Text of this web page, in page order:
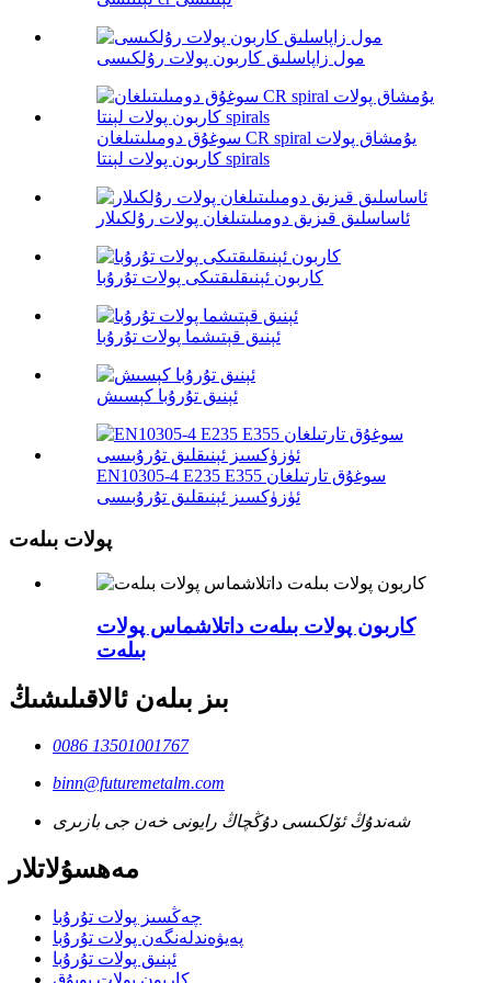
مول زاپاسلىق كاربون پولات رۇلكىسى
سوغۇق دومىلىتىلغان CR spiral يۇمشاق پولات
كاربون پولات لېنتا spirals
ئاساسلىق قىزىق دومىلىتىلغان پولات رۇلكىلار
كاربون ئېنىقلىقتىكى پولات تۇرۇبا
ئېنىق قېتىشما پولات تۇرۇبا
ئېنىق تۇرۇبا كېسىش
EN10305-4 E235 E355 سوغۇق تارتىلغان
ئۈزۈكسىز ئېنىقلىق تۇرۇبىسى
پولات بىلەت
كاربون پولات بىلەت داتلاشماس پولات
بىلەت
بىز بىلەن ئالاقىلىشىڭ
0086 13501001767
binn@futuremetalm.com
شەندۇڭ ئۆلكىسى دۇڭچاڭ رايونى خەن جى بازىرى
مەھسۇلاتلار
چەڭسىز پولات تۇرۇبا
پەيۋەندلەنگەن پولات تۇرۇبا
ئېنىق پولات تۇرۇبا